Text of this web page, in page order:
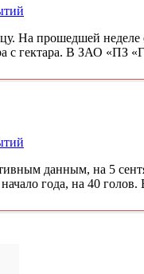
На прошедшей
с гектара. В ЗАО «ПЗ
данным, на 5
года, на 40